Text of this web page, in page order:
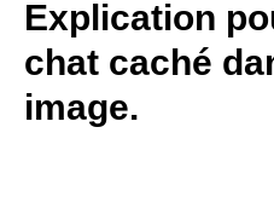
Explication
chat caché
image.